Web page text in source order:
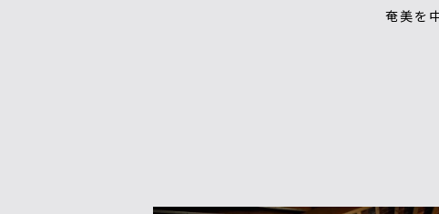
奄美を